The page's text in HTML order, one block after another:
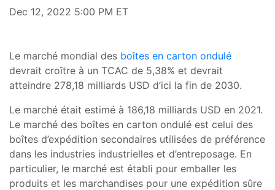
Dec 12, 2022 5:00 PM ET
Le marché mondial des boîtes en carton ondulé
devrait croître à un TCAC de 5,38% et devrait
atteindre 278,18 milliards USD d’ici la fin de 2030.
Le marché était estimé à 186,18 milliards USD en 2021.
Le marché des boîtes en carton ondulé est celui des
boîtes d’expédition secondaires utilisées de préférence
dans les industries industrielles et d’entreposage. En
particulier, le marché est établi pour emballer les
produits et les marchandises pour une expédition sûre